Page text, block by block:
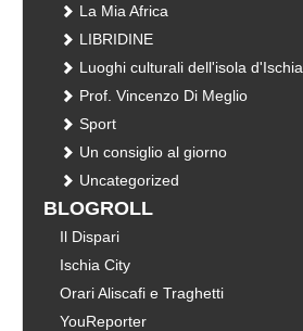
La Mia Africa
LIBRIDINE
Luoghi culturali dell'isola d'Ischia
Prof. Vincenzo Di Meglio
Sport
Un consiglio al giorno
Uncategorized
BLOGROLL
Il Dispari
Ischia City
Orari Aliscafi e Traghetti
YouReporter